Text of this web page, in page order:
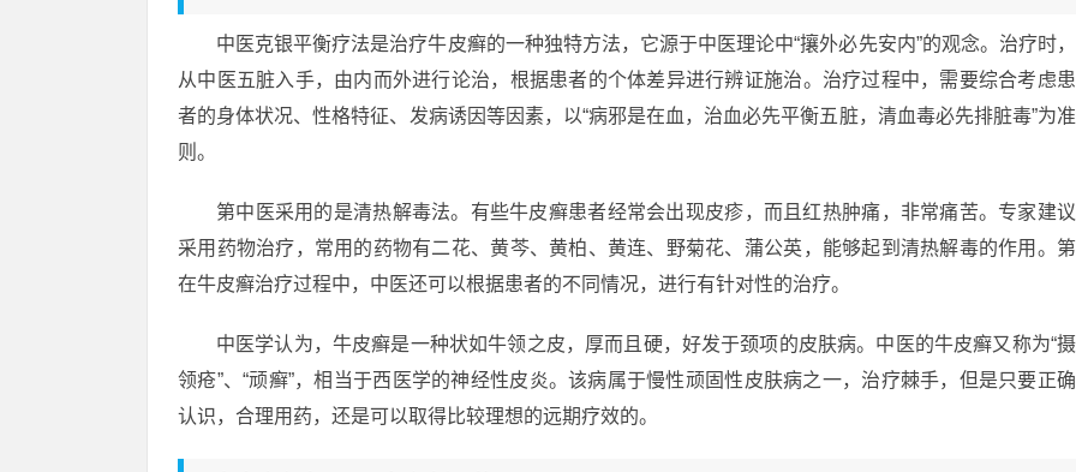
中医克银平衡疗法是治疗牛皮癣的一种独特方法，它源于中医理论中“攘外必先安内”的观念。治疗时，
从中医五脏入手，由内而外进行论治，根据患者的个体差异进行辨证施治。治疗过程中，需要综合考虑患
者的身体状况、性格特征、发病诱因等因素，以“病邪是在血，治血必先平衡五脏，清血毒必先排脏毒”为准
则。
第中医采用的是清热解毒法。有些牛皮癣患者经常会出现皮疹，而且红热肿痛，非常痛苦。专家建议
采用药物治疗，常用的药物有二花、黄芩、黄柏、黄连、野菊花、蒲公英，能够起到清热解毒的作用。第
在牛皮癣治疗过程中，中医还可以根据患者的不同情况，进行有针对性的治疗。
中医学认为，牛皮癣是一种状如牛领之皮，厚而且硬，好发于颈项的皮肤病。中医的牛皮癣又称为“摄
领疮”、“顽癣”，相当于西医学的神经性皮炎。该病属于慢性顽固性皮肤病之一，治疗棘手，但是只要正确
认识，合理用药，还是可以取得比较理想的远期疗效的。